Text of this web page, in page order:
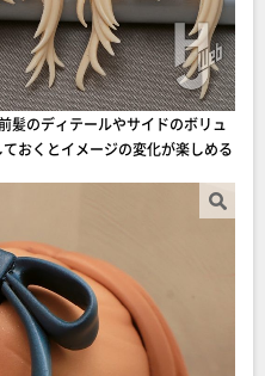
のディテールやサイドのボリュ
おくとイメージの変化が楽しめる